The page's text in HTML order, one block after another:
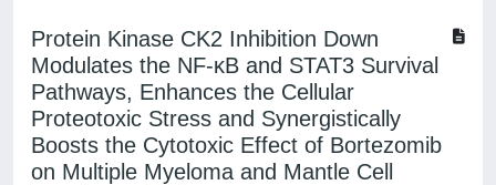
Protein Kinase CK2 Inhibition Down
Modulates the NF-κB and STAT3 Survival
Pathways, Enhances the Cellular
Proteotoxic Stress and Synergistically
Boosts the Cytotoxic Effect of Bortezomib
on Multiple Myeloma and Mantle Cell